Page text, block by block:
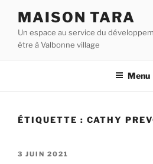
contenu
principal
MAISON TARA
Un espace au service du
être à Valbonne village
Menu
ÉTIQUETTE : CATHY
PUBLIÉ
3 JUIN 2021